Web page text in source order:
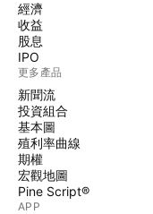
經濟
收益
股息
IPO
更多產品
新聞流
投資組合
基本圖
殖利率曲線
期權
宏觀地圖
Pine Script®
APP